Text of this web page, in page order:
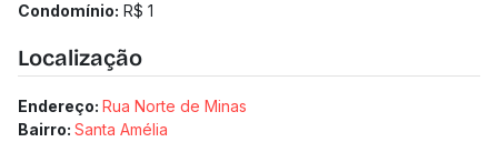
Condomínio: R$ 1
Localização
Endereço: Rua Norte de Minas
Bairro: Santa Amélia